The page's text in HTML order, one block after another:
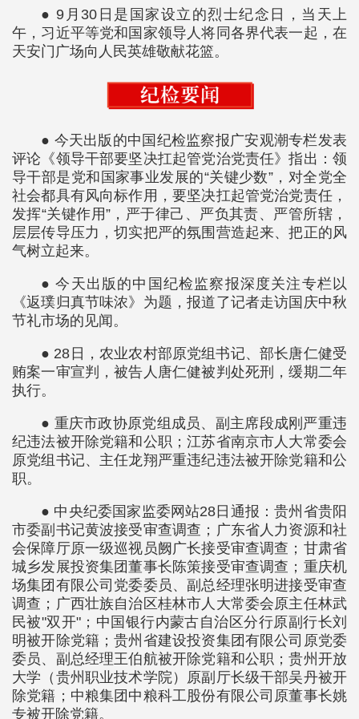
● 9月30日是国家设立的烈士纪念日，当天上
午，习近平等党和国家领导人将同各界代表一起，在
天安门广场向人民英雄敬献花篮。
● 今天出版的中国纪检监察报广安观潮专栏发表
评论《领导干部要坚决扛起管党治党责任》指出：领
导干部是党和国家事业发展的“关键少数”，对全党全
社会都具有风向标作用，要坚决扛起管党治党责任，
发挥“关键作用”，严于律己、严负其责、严管所辖，
层层传导压力，切实把严的氛围营造起来、把正的风
气树立起来。
● 今天出版的中国纪检监察报深度关注专栏以
《返璞归真节味浓》为题，报道了记者走访国庆中秋
节礼市场的见闻。
● 28日，农业农村部原党组书记、部长唐仁健受
贿案一审宣判，被告人唐仁健被判处死刑，缓期二年
执行。
● 重庆市政协原党组成员、副主席段成刚严重违
纪违法被开除党籍和公职；江苏省南京市人大常委会
原党组书记、主任龙翔严重违纪违法被开除党籍和公
职。
● 中央纪委国家监委网站28日通报：贵州省贵阳
市委副书记黄波接受审查调查；广东省人力资源和社
会保障厅原一级巡视员阙广长接受审查调查；甘肃省
城乡发展投资集团董事长陈策接受审查调查；重庆机
场集团有限公司党委委员、副总经理张明进接受审查
调查；广西壮族自治区桂林市人大常委会原主任林武
民被"双开"；中国银行内蒙古自治区分行原副行长刘
明被开除党籍；贵州省建设投资集团有限公司原党委
委员、副总经理王伯航被开除党籍和公职；贵州开放
大学（贵州职业技术学院）原副厅长级干部吴丹被开
除党籍；中粮集团中粮科工股份有限公司原董事长姚
专被开除党籍。